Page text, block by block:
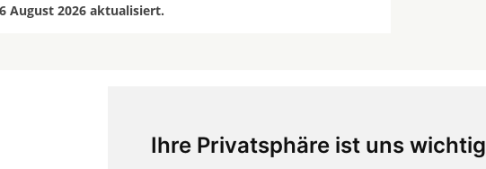
Ihre Privatsphäre ist uns wichtig
August 2026 aktualisiert.